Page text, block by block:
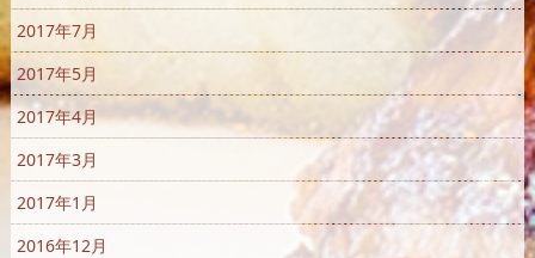
2017年7月
2017年5月
2017年4月
2017年3月
2017年1月
2016年12月